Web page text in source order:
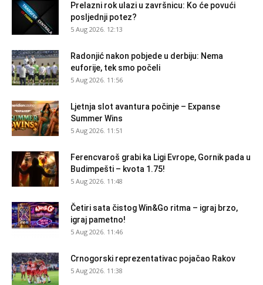
Prelazni rok ulazi u završnicu: Ko će povući
posljednji potez?
5 Aug 2026. 12:13
Radonjić nakon pobjede u derbiju: Nema
euforije, tek smo počeli
5 Aug 2026. 11:56
Ljetnja slot avantura počinje – Expanse
Summer Wins
5 Aug 2026. 11:51
Ferencvaroš grabi ka Ligi Evrope, Gornik pada u
Budimpešti – kvota 1.75!
5 Aug 2026. 11:48
Četiri sata čistog Win&Go ritma – igraj brzo,
igraj pametno!
5 Aug 2026. 11:46
Crnogorski reprezentativac pojačao Rakov
5 Aug 2026. 11:38